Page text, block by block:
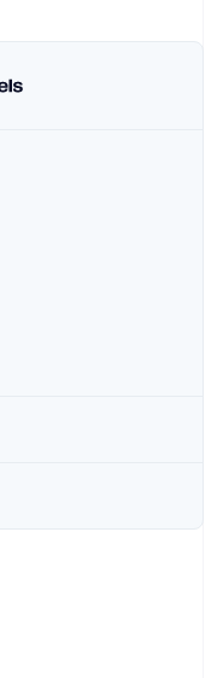
นฐานระบบเศรษฐกิจสำหรับ